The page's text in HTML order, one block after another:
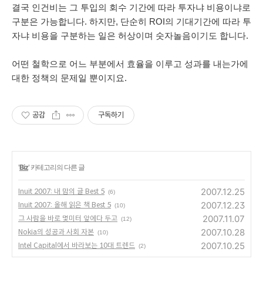
결국 인건비는 그 투입의 회수 기간에 따라 투자냐 비용이냐로
구분은 가능합니다. 하지만, 단순히 ROI의 기대기간에 따라 투
자냐 비용을 구분하는 일은 허상이며 숫자놀음이기도 합니다.
어떤 철학으로 어느 부분에서 효율을 이루고 성과를 내는가에
대한 정책의 문제일 뿐이지요.
공감 구독하기
'Biz' 카테고리의 다른 글
Inuit 2007: 내 맘의 글 Best 5 (6) 2007.12.25
Inuit 2007: 올해 읽은 책 Best 5 (10) 2007.12.23
그 사람을 바로 몇미터 앞에다 두고 (12) 2007.11.07
Nokia의 성공과 사회 자본 (10) 2007.10.28
Intel Capital에서 바라보는 10대 트렌드 (2) 2007.10.25